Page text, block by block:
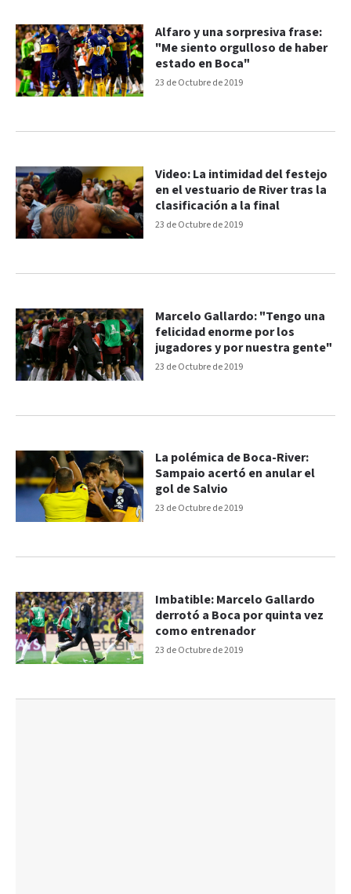
23 de Octubre de 2019
Alfaro y una sorpresiva frase:
"Me siento orgulloso de haber
estado en Boca"
23 de Octubre de 2019
Video: La intimidad del festejo
en el vestuario de River tras la
clasificación a la final
23 de Octubre de 2019
Marcelo Gallardo: "Tengo una
felicidad enorme por los
jugadores y por nuestra gente"
23 de Octubre de 2019
La polémica de Boca-River:
Sampaio acertó en anular el
gol de Salvio
23 de Octubre de 2019
Imbatible: Marcelo Gallardo
derrotó a Boca por quinta vez
como entrenador